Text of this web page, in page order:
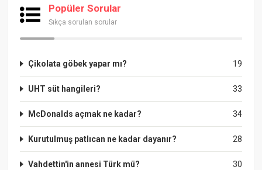
Popüler Sorular
Sıkça sorulan sorular
19
Çikolata göbek yapar mı?
33
UHT süt hangileri?
34
McDonalds açmak ne kadar?
28
Kurutulmuş patlıcan ne kadar dayanır?
30
Vahdettin'in annesi Türk mü?